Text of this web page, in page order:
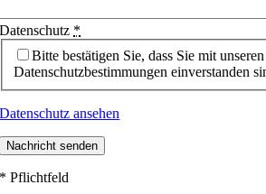
Datenschutz *
Bitte bestätigen Sie, dass Sie mit unseren
Datenschutzbestimmungen einverstanden
Datenschutz ansehen
Nachricht senden
* Pflichtfeld